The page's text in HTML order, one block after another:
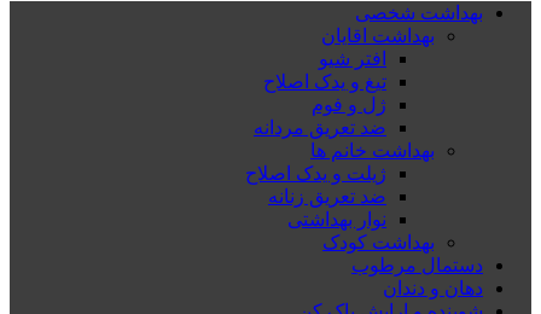
بهداشت شخصی
بهداشت اقایان
افتر شیو
تیغ و یدک اصلاح
ژل و فوم
ضد تعریق مردانه
بهداشت خانم ها
ژیلت و یدک اصلاح
ضد تعریق زنانه
نوار بهداشتی
بهداشت کودک
دستمال مرطوب
دهان و دندان